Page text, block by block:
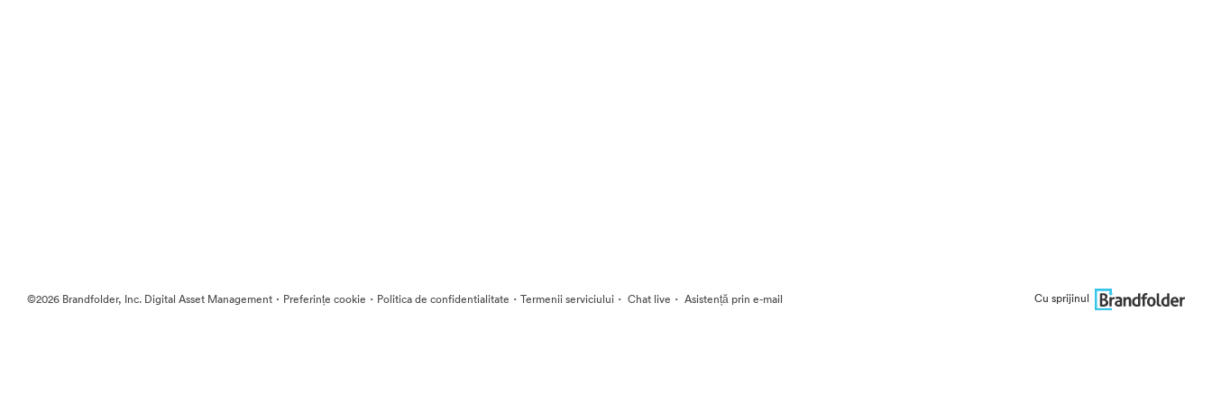
©2026 Brandfolder, Inc. Digital Asset Management · Preferințe cookie · Politica de confidentialitate · Termenii serviciului · Chat live · Asistență prin e-mail Cu sprijinul